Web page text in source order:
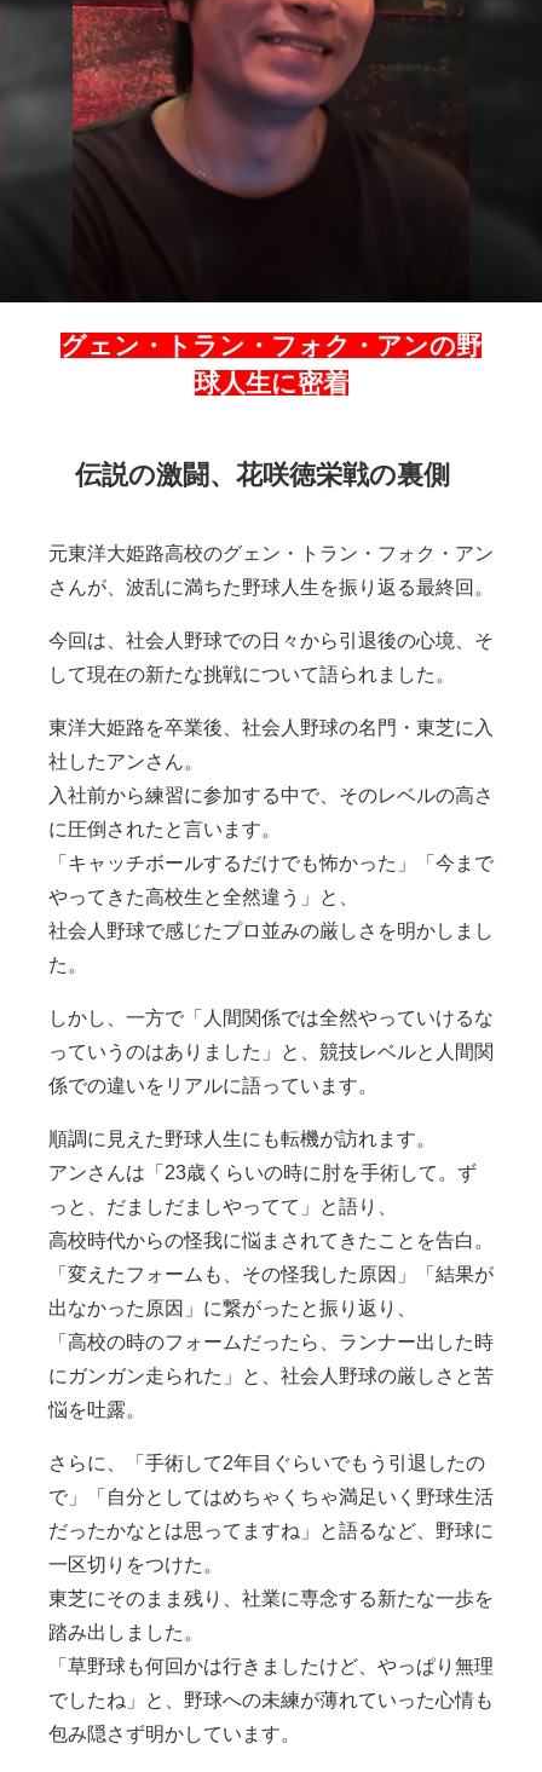
グェン・トラン・フォク・アンの野
球人生に密着
伝説の激闘、花咲徳栄戦の裏側
元東洋大姫路高校のグェン・トラン・フォク・アン
さんが、波乱に満ちた野球人生を振り返る最終回。
今回は、社会人野球での日々から引退後の心境、そ
して現在の新たな挑戦について語られました。
東洋大姫路を卒業後、社会人野球の名門・東芝に入
社したアンさん。
入社前から練習に参加する中で、そのレベルの高さ
に圧倒されたと言います。
「キャッチボールするだけでも怖かった」「今まで
やってきた高校生と全然違う」と、
社会人野球で感じたプロ並みの厳しさを明かしまし
た。
しかし、一方で「人間関係では全然やっていけるな
っていうのはありました」と、競技レベルと人間関
係での違いをリアルに語っています。
順調に見えた野球人生にも転機が訪れます。
アンさんは「23歳くらいの時に肘を手術して。ず
っと、だましだましやってて」と語り、
高校時代からの怪我に悩まされてきたことを告白。
「変えたフォームも、その怪我した原因」「結果が
出なかった原因」に繋がったと振り返り、
「高校の時のフォームだったら、ランナー出した時
にガンガン走られた」と、社会人野球の厳しさと苦
悩を吐露。
さらに、「手術して2年目ぐらいでもう引退したの
で」「自分としてはめちゃくちゃ満足いく野球生活
だったかなとは思ってますね」と語るなど、野球に
一区切りをつけた。
東芝にそのまま残り、社業に専念する新たな一歩を
踏み出しました。
「草野球も何回かは行きましたけど、やっぱり無理
でしたね」と、野球への未練が薄れていった心情も
包み隠さず明かしています。